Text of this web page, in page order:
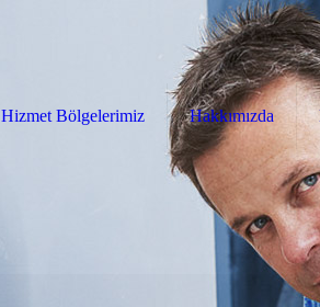
Hizmet Bölgelerimiz Hakkımızda